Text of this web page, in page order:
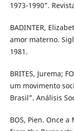
1973-1990”.
BADINTER,
amor materno.
1981.
BRITES, Jurema;
um movimento
Brasil”. Análisis
BOS, Pien. Once